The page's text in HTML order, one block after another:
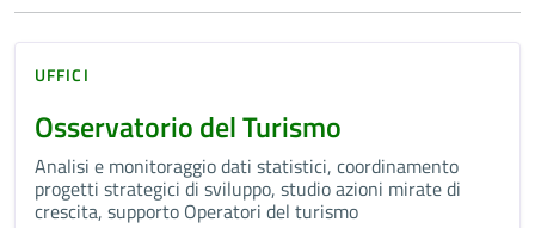
UFFICI
Osservatorio del Turismo
Analisi e monitoraggio dati statistici, coordinamento
progetti strategici di sviluppo, studio azioni mirate di
crescita, supporto Operatori del turismo